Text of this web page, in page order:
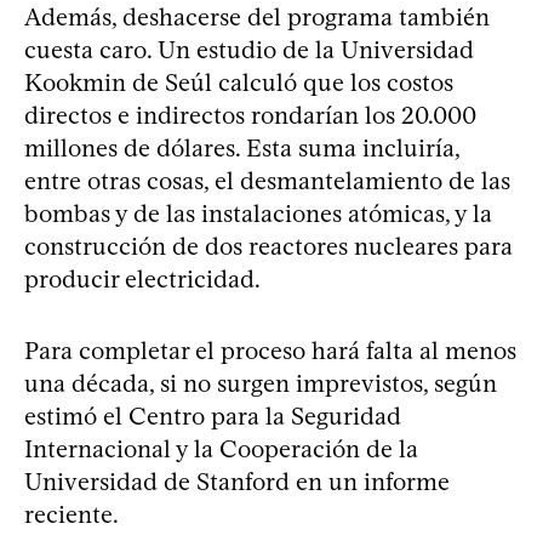
Además, deshacerse del programa también
cuesta caro. Un estudio de la Universidad
Kookmin de Seúl calculó que los costos
directos e indirectos rondarían los 20.000
millones de dólares. Esta suma incluiría,
entre otras cosas, el desmantelamiento de las
bombas y de las instalaciones atómicas, y la
construcción de dos reactores nucleares para
producir electricidad.
Para completar el proceso hará falta al menos
una década, si no surgen imprevistos, según
estimó el Centro para la Seguridad
Internacional y la Cooperación de la
Universidad de Stanford en un informe
reciente.